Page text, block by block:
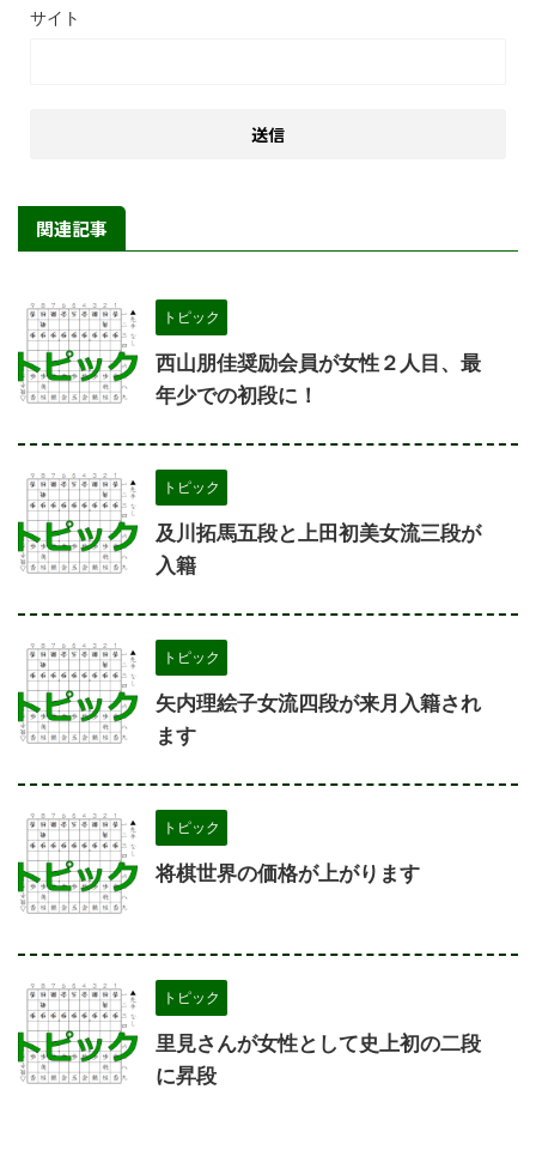
サイト
関連記事
トピック
西山朋佳奨励会員が女性２人目、最
年少での初段に！
トピック
及川拓馬五段と上田初美女流三段が
入籍
トピック
矢内理絵子女流四段が来月入籍され
ます
トピック
将棋世界の価格が上がります
トピック
里見さんが女性として史上初の二段
に昇段